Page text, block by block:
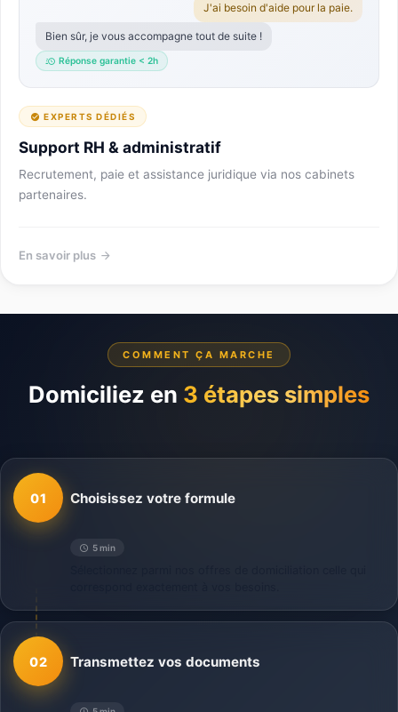
J'ai besoin d'aide pour la paie.
Bien sûr, je vous accompagne tout de suite !
Réponse garantie < 2h
EXPERTS DÉDIÉS
Support RH & administratif
Recrutement, paie et assistance juridique via nos cabinets
partenaires.
En savoir plus
COMMENT ÇA MARCHE
Domiciliez en 3 étapes simples
01
5 min
Choisissez votre formule
02 Transmettez vos documents